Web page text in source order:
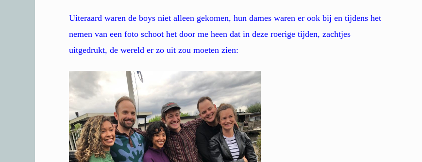
Uiteraard waren de boys niet alleen gekomen, hun dames waren er ook bij en tijdens het
nemen van een foto schoot het door me heen dat in deze roerige tijden, zachtjes
uitgedrukt, de wereld er zo uit zou moeten zien: